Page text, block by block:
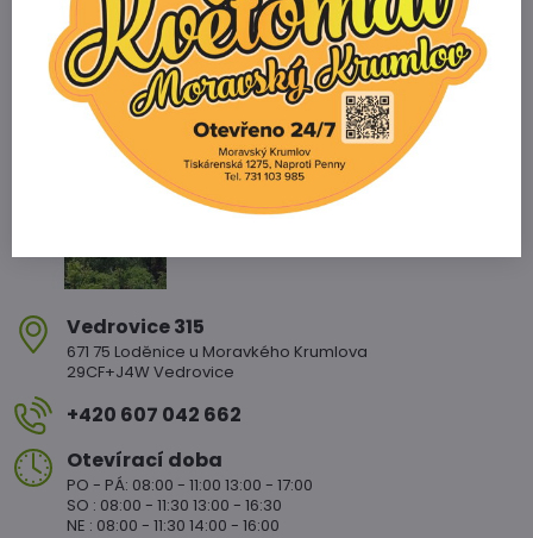
Zahradnictví Vedrovice
Vedrovice 315
671 75 Loděnice u Moravkého Krumlova
29CF+J4W Vedrovice
+420 607 042 662
Otevírací doba
PO - PÁ: 08:00 - 11:00 13:00 - 17:00
SO : 08:00 - 11:30 13:00 - 16:30
NE : 08:00 - 11:30 14:00 - 16:00